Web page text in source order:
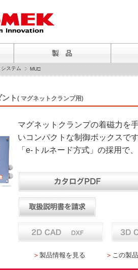
ステム MU□
ト ( マグネットクランプ用)
マグネットクランプの着磁力を
いコンパクトな制御ボックスで
「e-トルネード方式」の採用で
＞ 製品情報を見る ＞ この製